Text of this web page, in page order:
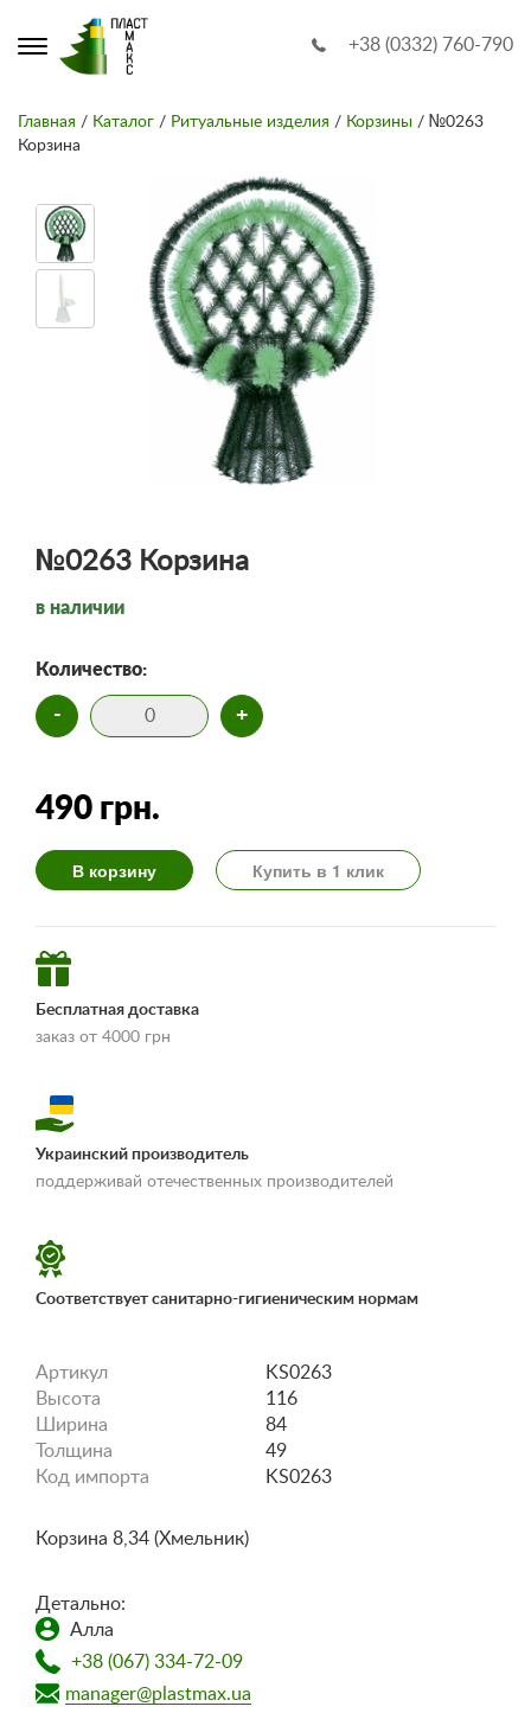
+38 (0332) 760-790
Главная / Каталог / Ритуальные изделия / Корзины / №0263
Корзина
№0263 Корзина
в наличии
Количество:
- +
490 грн.
В корзину Купить в 1 клик
Бесплатная доставка
заказ от 4000 грн
доставки и оплаты»
Украинский производитель
поддерживай отечественных производителей
Соответствует санитарно-гигиеническим нормам
Артикул
KS0263
Высота
116
Ширина
84
Толщина
49
Код импорта
KS0263
Корзина 8,34 (Хмельник)
Детально:
Алла
+38 (067) 334-72-09
manager@plastmax.ua